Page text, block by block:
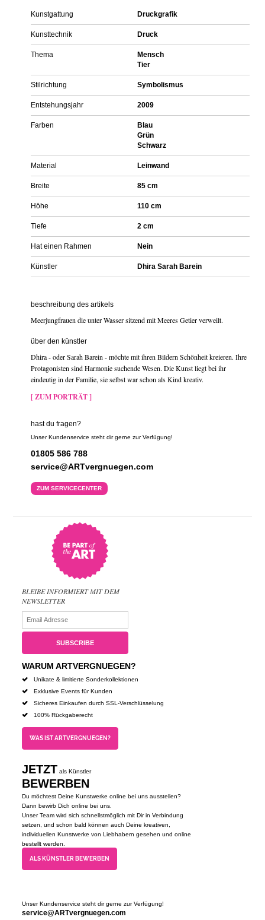
Kunstgattung Druckgrafik
Kunsttechnik Druck
Thema
Mensch
Tier
Stilrichtung Symbolismus
Entstehungsjahr 2009
Farben
Blau
Grün
Schwarz
Material Leinwand
Breite 85 cm
Höhe 110 cm
Tiefe 2 cm
Hat einen Rahmen Nein
Künstler Dhira Sarah Barein
beschreibung des artikels
Meerjungfrauen die unter Wasser sitzend mit Meeres Getier verweilt.
über den künstler
Dhira - oder Sarah Barein - möchte mit ihren Bildern Schönheit kreieren. Ihre
Protagonisten sind Harmonie suchende Wesen. Die Kunst liegt bei ihr
eindeutig in der Familie, sie selbst war schon als Kind kreativ.
[ ZUM PORTRÄT ]
hast du fragen?
Unser Kundenservice steht dir gerne zur Verfügung!
01805 586 788
service@ARTvergnuegen.com
ZUM SERVICECENTER
BLEIBE INFORMIERT MIT DEM
NEWSLETTER
WARUM ARTVERGNUEGEN?
Unikate & limitierte Sonderkollektionen
Exklusive Events für Kunden
Sicheres Einkaufen durch SSL-Verschlüsselung
100% Rückgaberecht
WAS IST ARTVERGNUEGEN?
JETZT als Künstler
BEWERBEN
Du möchtest Deine Kunstwerke online bei uns ausstellen?
Dann bewirb Dich online bei uns.
Unser Team wird sich schnellstmöglich mit Dir in Verbindung
setzen, und schon bald können auch Deine kreativen,
individuellen Kunstwerke von Liebhabern gesehen und online
bestellt werden.
ALS KÜNSTLER BEWERBEN
Unser Kundenservice steht dir gerne zur Verfügung!
service@ARTvergnuegen.com